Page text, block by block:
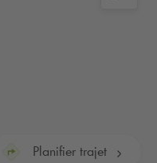
Planifier trajet